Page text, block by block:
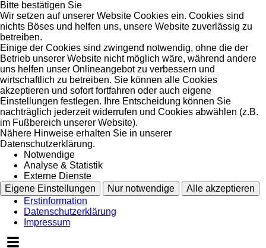
Bitte bestätigen Sie
Wir setzen auf unserer Website Cookies ein. Cookies sind
nichts Böses und helfen uns, unsere Website zuverlässig zu
betreiben.
Einige der Cookies sind zwingend notwendig, ohne die der
Betrieb unserer Website nicht möglich wäre, während andere
uns helfen unser Onlineangebot zu verbessern und
wirtschaftlich zu betreiben. Sie können alle Cookies
akzeptieren und sofort fortfahren oder auch eigene
Einstellungen festlegen. Ihre Entscheidung können Sie
nachträglich jederzeit widerrufen und Cookies abwählen (z.B.
im Fußbereich unserer Website).
Nähere Hinweise erhalten Sie in unserer
Datenschutzerklärung.
Notwendige
Analyse & Statistik
Externe Dienste
Eigene Einstellungen
Nur notwendige
Alle akzeptieren
Erstinformation
Datenschutzerklärung
Impressum